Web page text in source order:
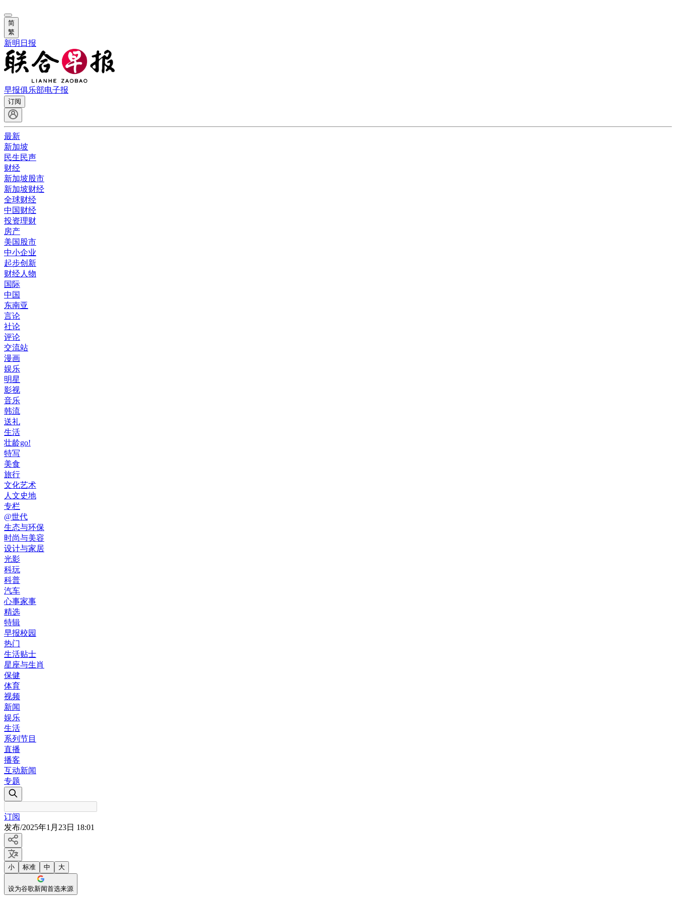
简
繁
新明日报
早报俱乐部电子报
订阅
最新
新加坡
民生民声
财经
新加坡股市
新加坡财经
全球财经
中国财经
投资理财
房产
美国股市
中小企业
起步创新
财经人物
国际
中国
东南亚
言论
社论
评论
交流站
漫画
娱乐
明星
影视
音乐
韩流
送礼
生活
壮龄go!
特写
美食
旅行
文化艺术
人文史地
专栏
@世代
生态与环保
时尚与美容
设计与家居
光影
科玩
科普
汽车
心事家事
精选
特辑
早报校园
热门
生活贴士
星座与生肖
保健
体育
视频
新闻
娱乐
生活
系列节目
直播
播客
互动新闻
专题
订阅
发布/2025年1月23日 18:01
小 标准 中 大
设为谷歌新闻首选来源